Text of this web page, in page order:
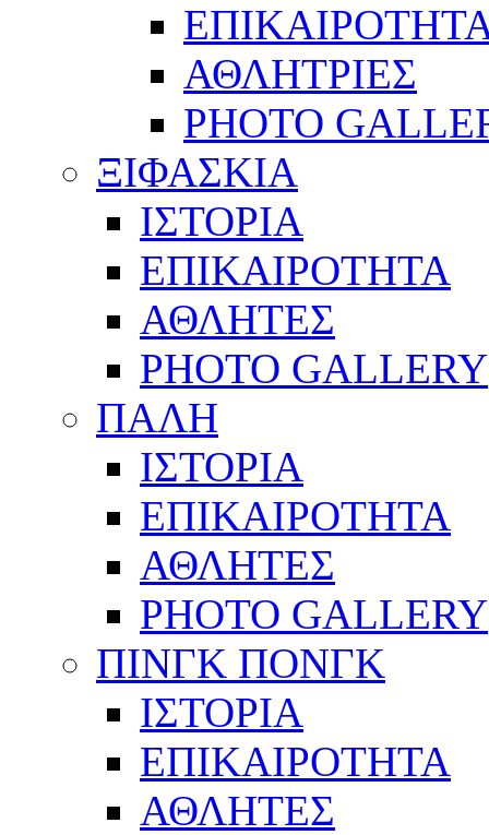
ΑΘΛΗΤΡΙΕΣ
PHOTO
ΞΙΦΑΣΚΙΑ
ΙΣΤΟΡΙΑ
ΕΠΙΚΑΙΡΟΤΗΤΑ
ΑΘΛΗΤΕΣ
PHOTO GALLERY
ΠΑΛΗ
ΙΣΤΟΡΙΑ
ΕΠΙΚΑΙΡΟΤΗΤΑ
ΑΘΛΗΤΕΣ
PHOTO GALLERY
ΠΙΝΓΚ ΠΟΝΓΚ
ΙΣΤΟΡΙΑ
ΕΠΙΚΑΙΡΟΤΗΤΑ
ΑΘΛΗΤΕΣ